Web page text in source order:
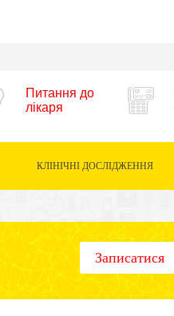
Питання до
лікаря
КЛІНІЧНІ ДОСЛІДЖЕННЯ
Записатися